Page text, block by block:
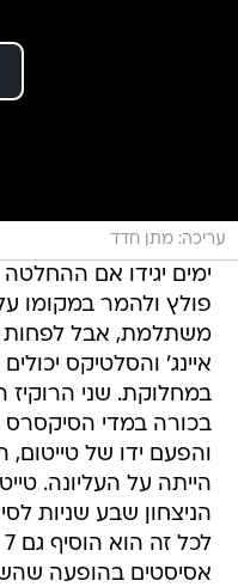
עריכה: מתן חדד
ימים יגידו אם
פולץ ולהמר במקומו על
משתלמת, אבל לפחות
איינג' והסלטיקס
במחלוקת. שני הרוקיז
בכורה במדי הסיקסרס
והפעם ידו של
אסיסטים בהופעה